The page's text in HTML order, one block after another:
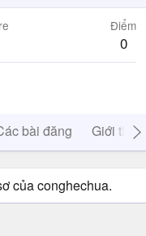
Điểm
0
bài đăng Giới thiệu
của conghechua.